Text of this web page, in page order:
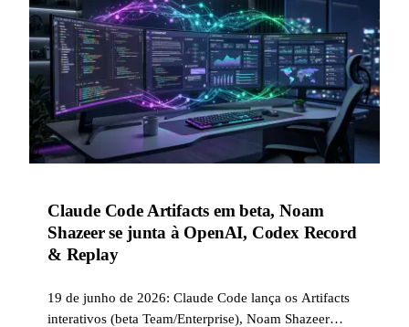
Claude Code Artifacts em beta, Noam
Shazeer se junta à OpenAI, Codex Record
& Replay
19 de junho de 2026: Claude Code lança os Artifacts
interativos (beta Team/Enterprise), Noam Shazeer